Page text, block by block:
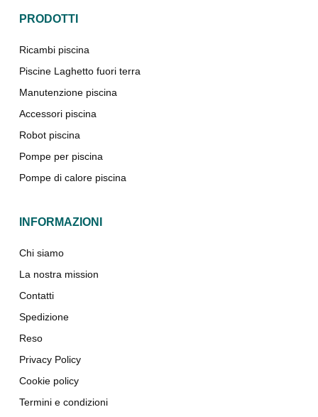
PRODOTTI
Ricambi piscina
Piscine Laghetto fuori terra
Manutenzione piscina
Accessori piscina
Robot piscina
Pompe per piscina
Pompe di calore piscina
INFORMAZIONI
Chi siamo
La nostra mission
Contatti
Spedizione
Reso
Privacy Policy
Cookie policy
Termini e condizioni